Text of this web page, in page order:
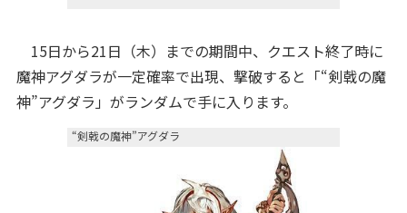
15日から21日（木）までの期間中、クエスト終了時に
魔神アグダラが一定確率で出現、撃破すると「“剣戟の魔
神”アグダラ」がランダムで手に入ります。
“剣戟の魔神”アグダラ